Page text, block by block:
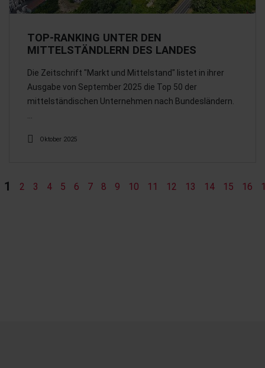
TOP-RANKING UNTER DEN
MITTELSTÄNDLERN DES LANDES
Die Zeitschrift "Markt und Mittelstand" listet in ihrer
Ausgabe von September 2025 die Top 50 der
mittelständischen Unternehmen nach Bundesländern.
…
Oktober 2025
1 2 3 4 5 6 7 8 9 10 11 12 13 14 15 16